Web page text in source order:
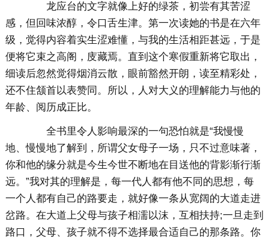
龙应台的文字就像上好的绿茶，初尝有其苦涩
感，但回味浓醇，令口舌生津。第一次读她的书是在六年
级，觉得内容着实生涩难懂，与我的生活相距甚远，于是
便将它束之高阁，庋藏焉。直到这个寒假重新将它取出，
细读后忽然觉得烟消云散，眼前豁然开朗，读至精彩处，
还不住颔首以表赞同。所以，人对大义的理解能力与他的
年龄、阅历成正比。
全书里令人影响最深的一句恐怕就是“我慢慢
地、慢慢地了解到，所谓父女母子一场，只不过意味著，
你和他的缘分就是今生今世不断地在目送他的背影渐行渐
远。”我对其的理解是，每一代人都有他不同的思想，每
一个人都有自己的路要走，就好像一条从宽阔的大道走进
岔路。在大道上父母与孩子相濡以沫，互相扶持;一旦走到
路口，父母、孩子就不得不选择最合适自己的那条路。你